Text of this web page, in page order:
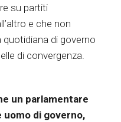
su partiti
e che non
di governo
di convergenza.
un parlamentare
di governo,